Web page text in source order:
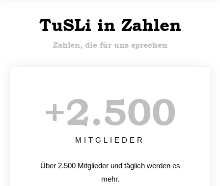
TuSLi in Zahlen
Zahlen, die für uns sprechen
MITGLIEDER
+2.500
Über 2.500 Mitglieder und täglich werden es
mehr.